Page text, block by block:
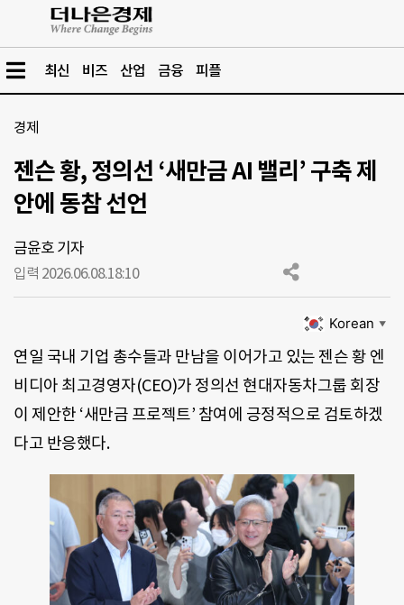
최신 비즈 산업 금융 피플
경제
젠슨 황, 정의선 ‘새만금 AI 밸리’ 구축 제
안에 동참 선언
금윤호 기자
입력 2026.06.08.18:10
Korean ▼
연일 국내 기업 총수들과 만남을 이어가고 있는 젠슨 황 엔
비디아 최고경영자(CEO)가 정의선 현대자동차그룹 회장
이 제안한 ‘새만금 프로젝트’ 참여에 긍정적으로 검토하겠
다고 반응했다.